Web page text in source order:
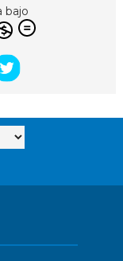
bajo